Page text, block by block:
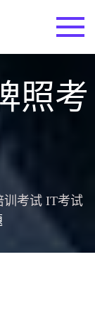
照考
训考试 IT考试